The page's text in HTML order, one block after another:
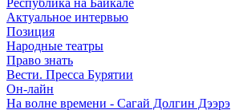
Актуальное интервью
Позиция
Народные театры
Право знать
Вести. Пресса Бурятии
Он-лайн
На волне времени - Сагай Долгин Дээрэ